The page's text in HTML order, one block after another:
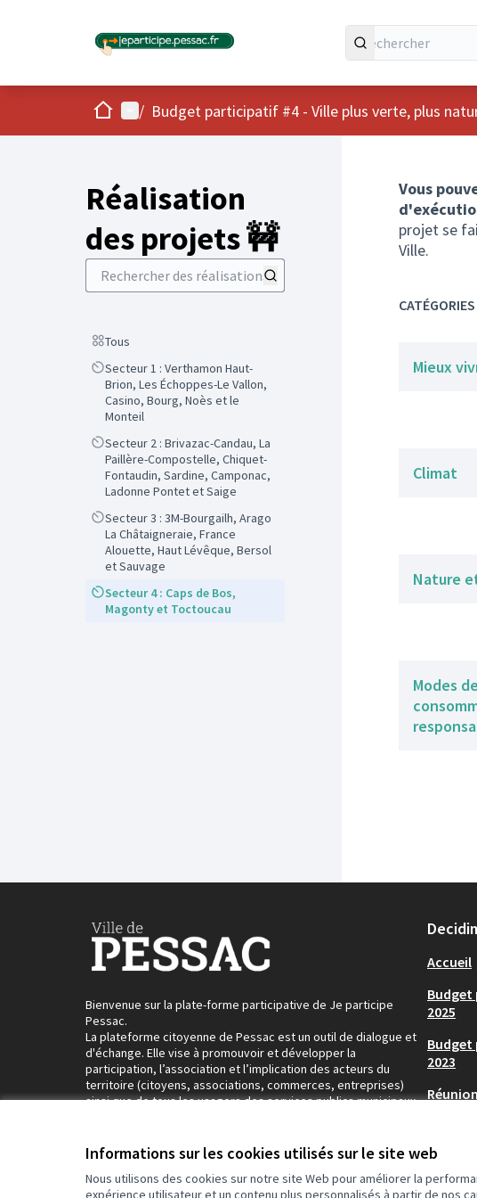
Informations sur les cookies utilisés sur le site web
Nous utilisons des cookies sur notre site Web pour améliorer la
expérience utilisateur et un contenu plus personnalisés à partir de nos
AccueilMenu principal
/ Budget participatif #4 - Ville plus verte, plus
Réalisation
des projets 🚧
Rechercher des réalisations
Scope
Tous
Scope
Secteur 1 : Verthamon Haut-
Brion, Les Échoppes-Le Vallon,
Casino, Bourg, Noès et le
Monteil
Scope
Secteur 2 : Brivazac-Candau, La
Paillère-Compostelle, Chiquet-
Fontaudin, Sardine, Camponac,
Ladonne Pontet et Saige
Scope
Secteur 3 : 3M-Bourgailh, Arago
La Châtaigneraie, France
Alouette, Haut Lévêque, Bersol
et Sauvage
Scope
Secteur 4 : Caps de Bos,
Magonty et Toctoucau
Vous
projet se
Ville.
CATÉGORIES
Mieux
Climat
Nature
Modes
Bienvenue sur la plate-forme participative de Je participe
Pessac.
La plateforme citoyenne de Pessac est un outil de dialogue et
d'échange. Elle vise à promouvoir et développer la
participation, l’association et l’implication des acteurs du
territoire (citoyens, associations, commerces, entreprises)
ainsi que de tous les usagers des services publics municipaux,
Accueil
2025
2023